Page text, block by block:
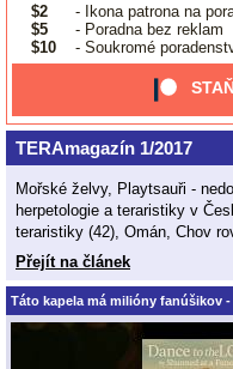
$2
- Ikona patrona na
$5
- Poradna bez reklam
$10
- Soukromé
TERAmagazín 1/2017
Mořské želvy, Playtsauři -
herpetologie a teraristiky v
teraristiky (42), Omán, Chov
Přejít na článek
Táto kapela má milióny fanúšikov